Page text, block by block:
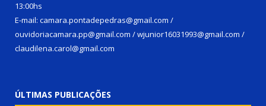
13:00hs
E-mail: camara.pontadepedras@gmail.com /
ouvidoriacamara.pp@gmail.com / wjunior16031993@gmail.com /
claudilena.carol@gmail.com
ÚLTIMAS PUBLICAÇÕES